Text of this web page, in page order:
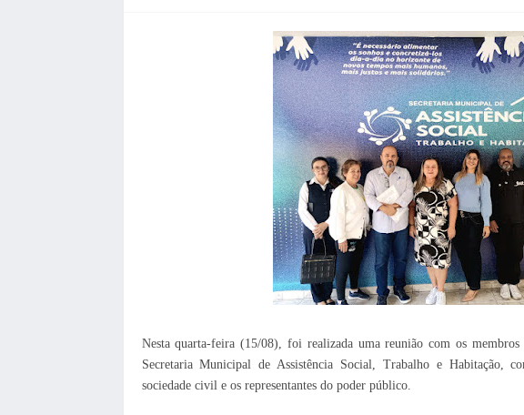
Nesta quarta-feira (15/08), foi realizada uma reunião com os
Secretaria Municipal de Assistência Social, Trabalho e Habitação,
sociedade civil e os representantes do poder público.